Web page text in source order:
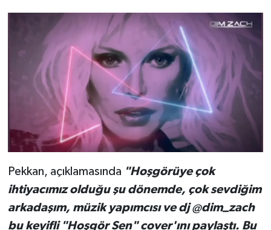
Pekkan, açıklamasında "Hoşgörüye çok
ihtiyacımız olduğu şu dönemde, çok sevdiğim
arkadaşım, müzik yapımcısı ve dj @dim_zach
bu keyifli "Hoşgör Sen" cover'ını paylaştı. Bu